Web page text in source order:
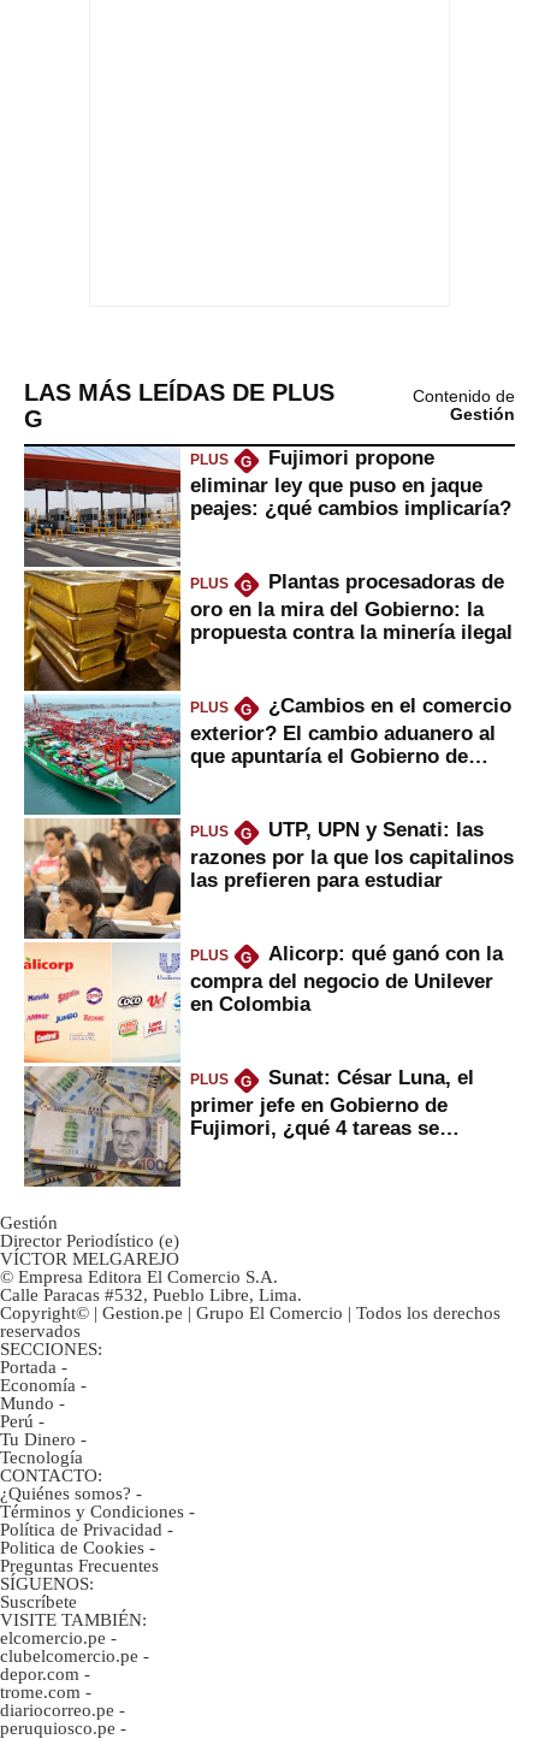
LAS MÁS LEÍDAS DE PLUS
G
Contenido de
Gestión
PLUS G
Fujimori propone
eliminar ley que puso en jaque
peajes: ¿qué cambios implicaría?
PLUS G
Plantas procesadoras de
oro en la mira del Gobierno: la
propuesta contra la minería ilegal
PLUS G
¿Cambios en el comercio
exterior? El cambio aduanero al
que apuntaría el Gobierno de
PLUS G
UTP, UPN y Senati: las
razones por la que los capitalinos
las prefieren para estudiar
PLUS G
Alicorp: qué ganó con la
compra del negocio de Unilever
en Colombia
PLUS G
Sunat: César Luna, el
primer jefe en Gobierno de
Fujimori, ¿qué 4 tareas se
Gestión
Director Periodístico (e)
VÍCTOR MELGAREJO
© Empresa Editora El Comercio S.A.
Calle Paracas #532, Pueblo Libre, Lima.
Copyright© | Gestion.pe | Grupo El Comercio | Todos los derechos
reservados
SECCIONES:
Portada -
Economía -
Mundo -
Perú -
Tu Dinero -
Tecnología
CONTACTO:
¿Quiénes somos? -
Términos y Condiciones -
Política de Privacidad -
Politica de Cookies -
Preguntas Frecuentes
SÍGUENOS:
Suscríbete
VISITE TAMBIÉN:
elcomercio.pe -
clubelcomercio.pe -
depor.com -
trome.com -
diariocorreo.pe -
peruquiosco.pe -